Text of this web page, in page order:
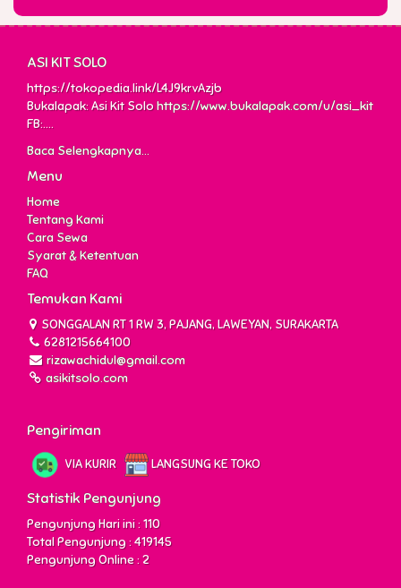
ASI KIT SOLO
https://tokopedia.link/L4J9krvAzjb
Bukalapak: Asi Kit Solohttps://www.bukalapak.com/u/asi_kit
FB:....
Baca Selengkapnya...
Menu
Home
Tentang Kami
Cara Sewa
Syarat & Ketentuan
FAQ
Temukan Kami
SONGGALAN RT 1 RW 3, PAJANG, LAWEYAN, SURAKARTA
6281215664100
rizawachidul@gmail.com
asikitsolo.com
Pengiriman
VIA KURIR LANGSUNG KE TOKO
Statistik Pengunjung
Pengunjung Hari ini : 110
Total Pengunjung : 419145
Pengunjung Online : 2